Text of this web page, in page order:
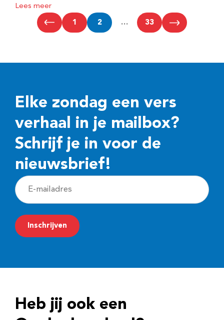
Lees meer
1 2 … 33
Elke zondag een vers
verhaal in je mailbox?
Schrijf je in voor de
nieuwsbrief!
E
-
m
a
r
Inschrijven
Heb jij ook een